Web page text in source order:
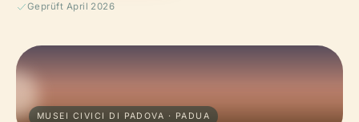
Geprüft April 2026
MUSEI CIVICI DI PADOVA · PADUA